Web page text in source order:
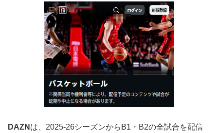
DAZN は、2025-26シーズンからB1・B2の全試合を配信